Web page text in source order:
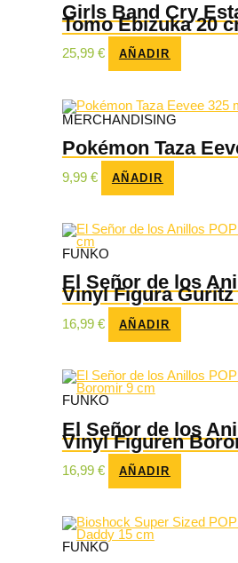
Girls Band Cry
Tomo Ebizuka 20
25,99 € AÑADIR
MERCHANDISING
Pokémon Taza
9,99 € AÑADIR
FUNKO
El Señor de los
Vinyl Figura Guritz
16,99 € AÑADIR
FUNKO
El Señor de los
Vinyl Figuren
16,99 € AÑADIR
FUNKO